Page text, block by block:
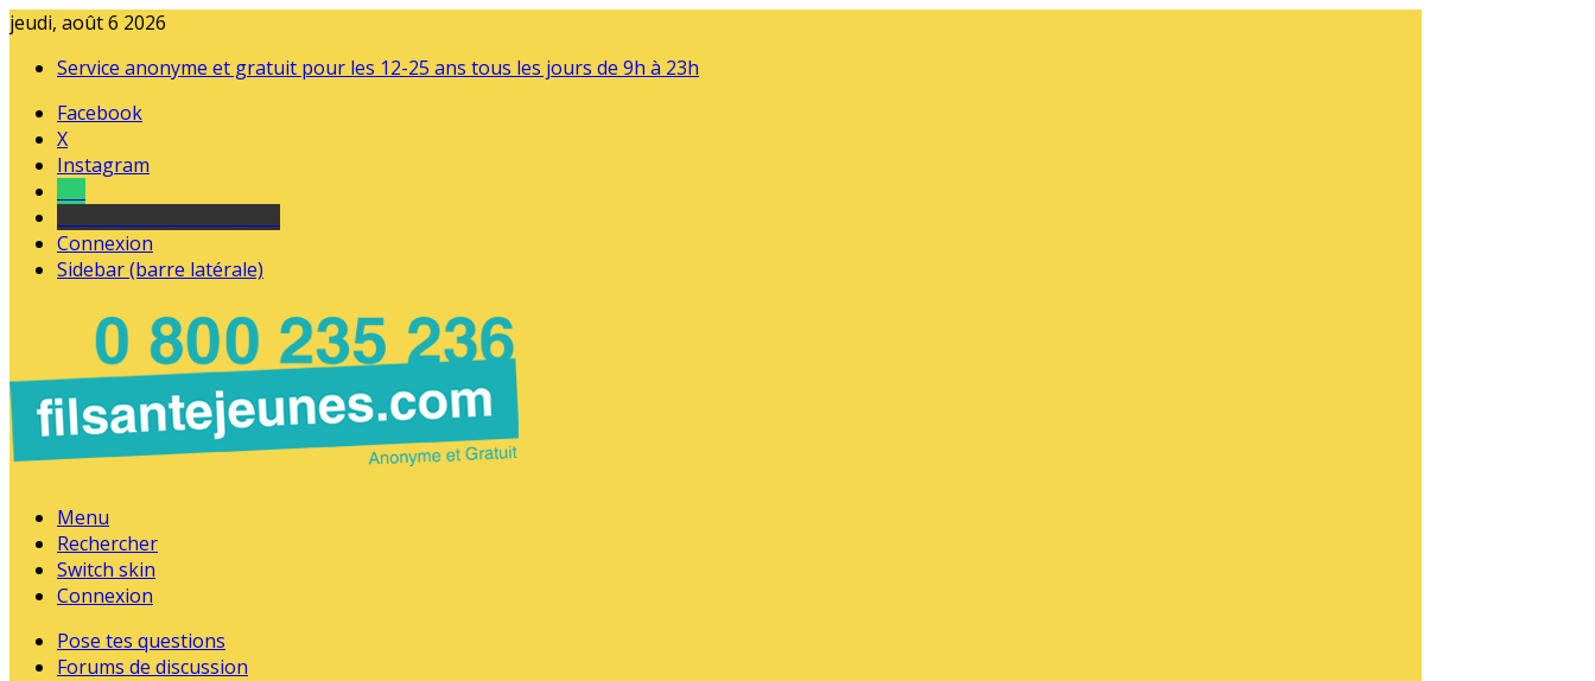
jeudi, août 6 2026
Service anonyme et gratuit pour les 12-25 ans tous les jours de 9h à 23h
Facebook
X
Instagram
Connexion
Sidebar (barre latérale)
Menu
Rechercher
Switch skin
Connexion
Pose tes questions
Forums de discussion